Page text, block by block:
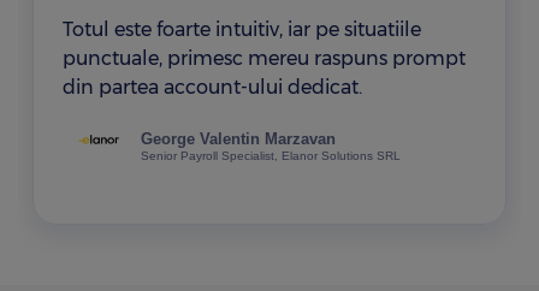
Totul este foarte intuitiv, iar pe situatiile
punctuale, primesc mereu raspuns prompt
din partea account-ului dedicat.
George Valentin Marzavan
Senior Payroll Specialist, Elanor Solutions SRL